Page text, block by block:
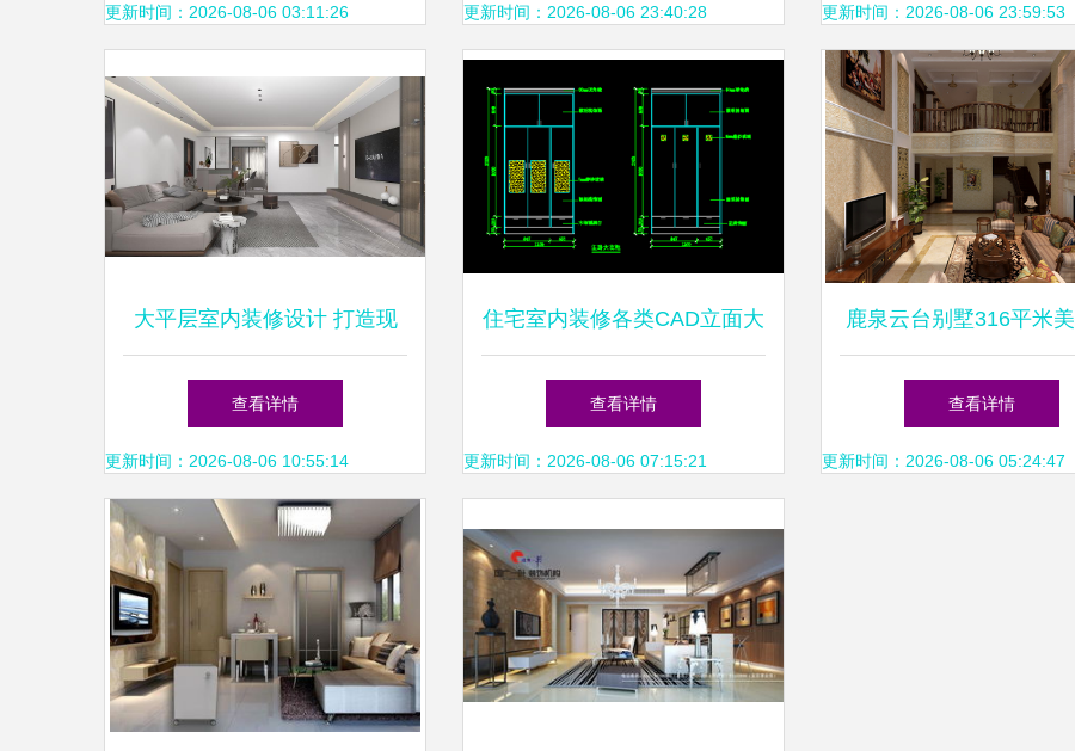
修规范新标准
更新时间：2026-08-06 03:11:26 新开24家门店赋能美好家居
更新时间：2026-08-06 23:40:28 更新时间：2026-08-06 23:59:53
大平层室内装修设计 打造现
代雅致的生活空间
查看详情
更新时间：2026-08-06 10:55:14
住宅室内装修各类CAD立面大
样图详解
查看详情
更新时间：2026-08-06 07:15:21
鹿泉云台别墅316平米
格室内设计 演绎经典与
查看详情
更新时间：2026-08-06 05:24:47